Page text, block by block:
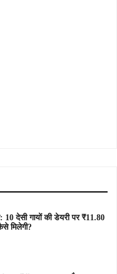
10 देसी गायों की डेयरी पर ₹11.80
मिलेगी?